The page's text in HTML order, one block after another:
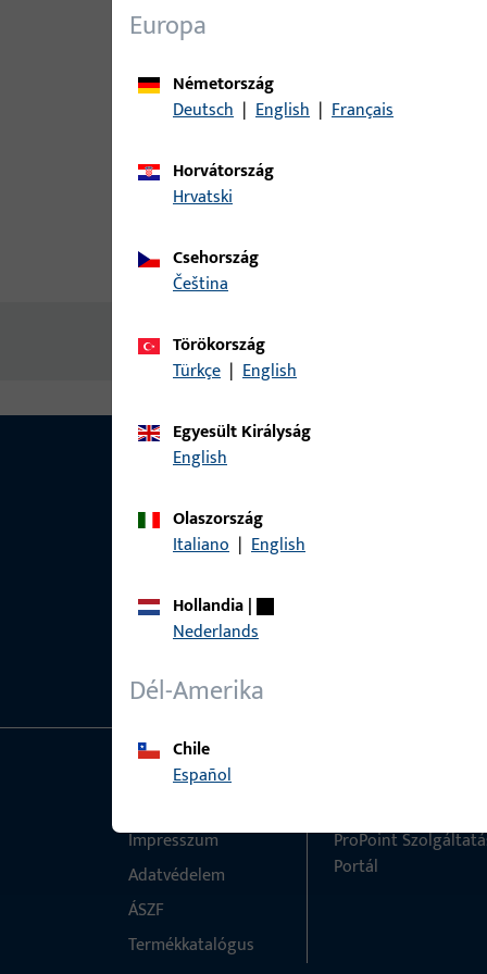
termékleírás
Nincs elérhető tartalom
Europa
Németország
Deutsch | English | Français
Horvátország
Hrvatski
Csehország
čeština
Törökország
Türkçe | English
Egyesült Királyság
English
Olaszország
Italiano | English
Hollandia|
Nederlands
Dél-Amerika
Chile
Español
Általános
Impresszum
Adatvédelem
ÁSZF
Termékkatalógus
ProPoint
Portál